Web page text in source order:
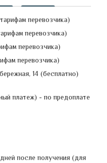
перевозчика)
перевозчика)
перевозчика)
перевозчика)
14 (бесплатно)
платеж) - по предоплате
после получения (для